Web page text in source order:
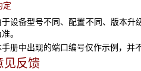
定
于设备型号不同、配置不同、版本
。
手册中出现的端口编号仅作示例，并
见反馈